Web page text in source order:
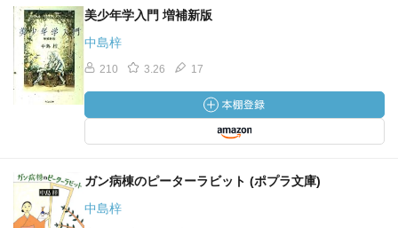
美少年学入門 増補新版
中島梓
210 3.26 17
ガン病棟のピーターラビット (ポプラ文庫)
中島梓